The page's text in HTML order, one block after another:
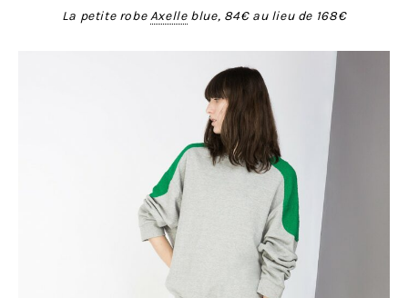
La petite robeAxelleblue, 84€ au lieu de 168€